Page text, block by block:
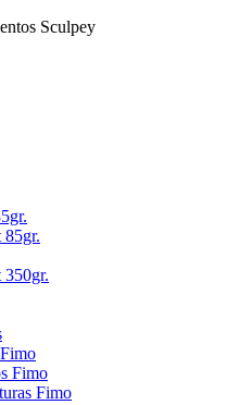
Sculpey
Fimo
Fimo